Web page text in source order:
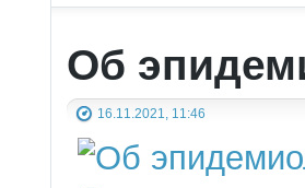
Об
16.11.2021, 11:46